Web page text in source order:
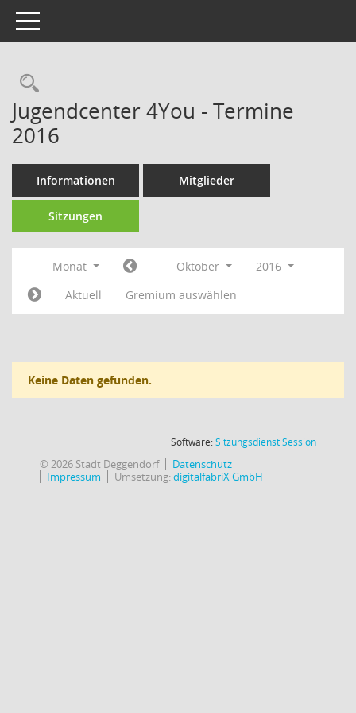
Toggle navigation
Rechercheauswahl
Jugendcenter 4You - Termine
2016
Informationen Mitglieder
Sitzungen
Monat Oktober
2016
Aktuell
Gremium auswählen
Keine Daten gefunden.
Software:SitzungsdienstSession(Wird in
© 2026 Stadt Deggendorf
Datenschutz
Impressum
Umsetzung:digitalfabriX GmbH